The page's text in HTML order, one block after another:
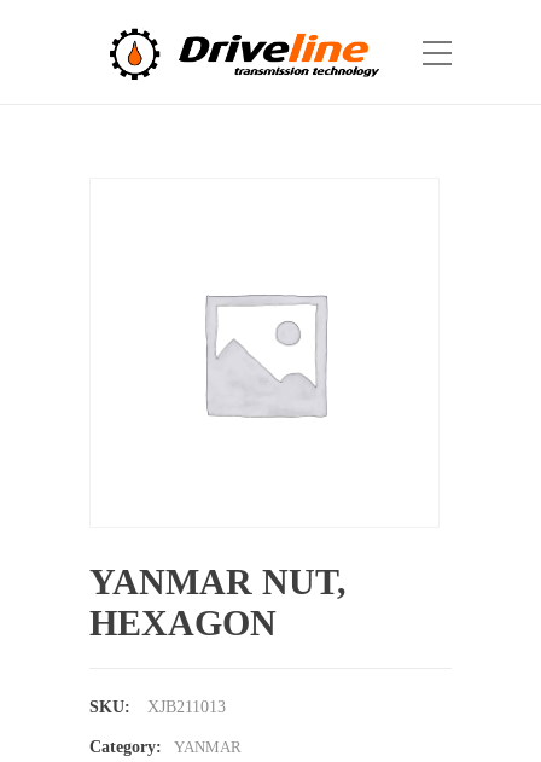
YANMAR NUT,
HEXAGON
SKU: XJB211013
Category: YANMAR